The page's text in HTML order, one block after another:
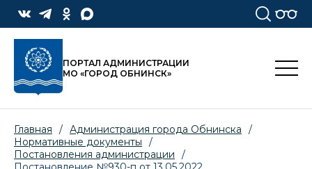
ПОРТАЛ АДМИНИСТРАЦИИ
МО «ГОРОД ОБНИНСК»
Главная / Администрация города Обнинска
/
Нормативные документы
/
Постановления администрации
/